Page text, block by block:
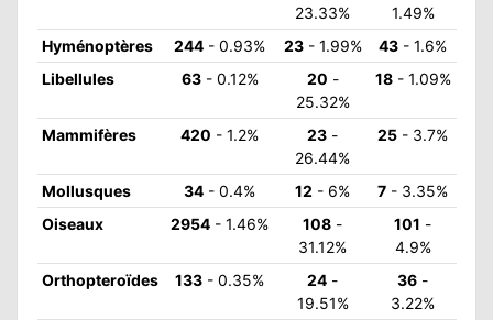
23.33%
1.49%
Hyménoptères
244 - 0.93% 23- 1.99% 43 - 1.6%
Libellules
63- 0.12% 20 -
25.32%
18- 1.09%
Mammifères 420 - 1.2% 23 -
26.44%
25 - 3.7%
Mollusques 34 - 0.4% 12 - 6% 7 - 3.35%
Oiseaux
2954 - 1.46% 108 -
31.12%
101 -
4.9%
Orthopteroïdes
133 - 0.35% 24 -
19.51%
36 -
3.22%